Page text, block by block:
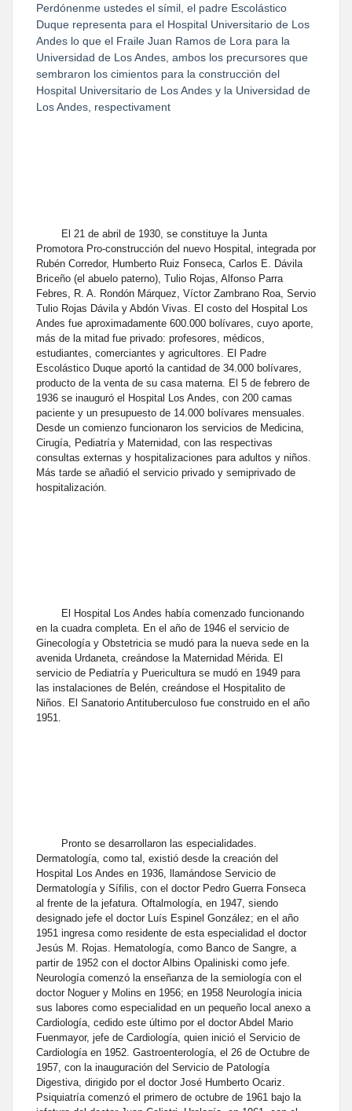
Perdónenme ustedes el símil, el padre Escolástico
Duque representa para el Hospital Universitario de Los
Andes lo que el Fraile Juan Ramos de Lora para la
Universidad de Los Andes, ambos los precursores que
sembraron los cimientos para la construcción del
Hospital Universitario de Los Andes y la Universidad de
Los Andes, respectivament
El 21 de abril de 1930, se constituye la Junta
Promotora Pro-construcción del nuevo Hospital, integrada por
Rubén Corredor, Humberto Ruiz Fonseca, Carlos E. Dávila
Briceño (el abuelo paterno), Tulio Rojas, Alfonso Parra
Febres, R. A. Rondón Márquez, Víctor Zambrano Roa, Servio
Tulio Rojas Dávila y Abdón Vivas. El costo del Hospital Los
Andes fue aproximadamente 600.000 bolívares, cuyo aporte,
más de la mitad fue privado: profesores, médicos,
estudiantes, comerciantes y agricultores. El Padre
Escolástico Duque aportó la cantidad de 34.000 bolívares,
producto de la venta de su casa materna. El 5 de febrero de
1936 se inauguró el Hospital Los Andes, con 200 camas
paciente y un presupuesto de 14.000 bolívares mensuales.
Desde un comienzo funcionaron los servicios de Medicina,
Cirugía, Pediatría y Maternidad, con las respectivas
consultas externas y hospitalizaciones para adultos y niños.
Más tarde se añadió el servicio privado y semiprivado de
hospitalización.
El Hospital Los Andes había comenzado funcionando
en la cuadra completa. En el año de 1946 el servicio de
Ginecología y Obstetricia se mudó para la nueva sede en la
avenida Urdaneta, creándose la Maternidad Mérida. El
servicio de Pediatría y Puericultura se mudó en 1949 para
las instalaciones de Belén, creándose el Hospitalito de
Niños. El Sanatorio Antituberculoso fue construido en el año
1951.
Pronto se desarrollaron las especialidades.
Dermatología, como tal, existió desde la creación del
Hospital Los Andes en 1936, llamándose Servicio de
Dermatología y Sífilis, con el doctor Pedro Guerra Fonseca
al frente de la jefatura. Oftalmología, en 1947, siendo
designado jefe el doctor Luís Espinel González; en el año
1951 ingresa como residente de esta especialidad el doctor
Jesús M. Rojas. Hematología, como Banco de Sangre, a
partir de 1952 con el doctor Albins Opaliniski como jefe.
Neurología comenzó la enseñanza de la semiología con el
doctor Noguer y Molins en 1956; en 1958 Neurología inicia
sus labores como especialidad en un pequeño local anexo a
Cardiología, cedido este último por el doctor Abdel Mario
Fuenmayor, jefe de Cardiología, quien inició el Servicio de
Cardiología en 1952. Gastroenterología, el 26 de Octubre de
1957, con la inauguración del Servicio de Patología
Digestiva, dirigido por el doctor José Humberto Ocariz.
Psiquiatría comenzó el primero de octubre de 1961 bajo la